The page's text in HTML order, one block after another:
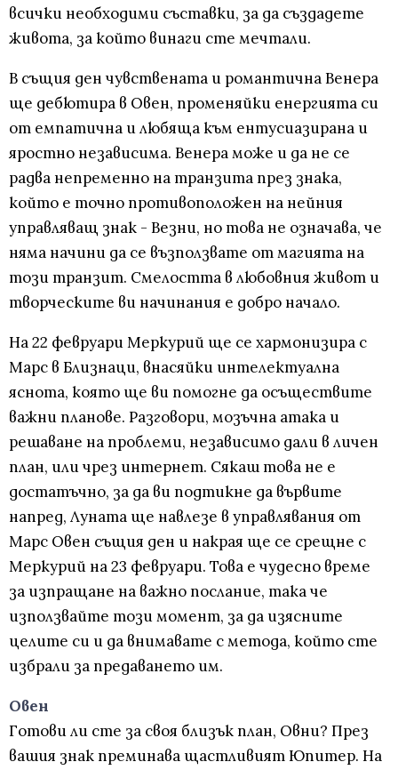
всички необходими съставки, за да създадете
живота, за който винаги сте мечтали.
В същия ден чувствената и романтична Венера
ще дебютира в Овен, променяйки енергията си
от емпатична и любяща към ентусиазирана и
яростно независима. Венера може и да не се
радва непременно на транзита през знака,
който е точно противоположен на нейния
управляващ знак - Везни, но това не означава, че
няма начини да се възползвате от магията на
този транзит. Смелостта в любовния живот и
творческите ви начинания е добро начало.
На 22 февруари Меркурий ще се хармонизира с
Марс в Близнаци, внасяйки интелектуална
яснота, която ще ви помогне да осъществите
важни планове. Разговори, мозъчна атака и
решаване на проблеми, независимо дали в личен
план, или чрез интернет. Сякаш това не е
достатъчно, за да ви подтикне да вървите
напред, Луната ще навлезе в управлявания от
Марс Овен същия ден и накрая ще се срещне с
Меркурий на 23 февруари. Това е чудесно време
за изпращане на важно послание, така че
използвайте този момент, за да изясните
целите си и да внимавате с метода, който сте
избрали за предаването им.
Овен
Готови ли сте за своя близък план, Овни? През
вашия знак преминава щастливият Юпитер. На